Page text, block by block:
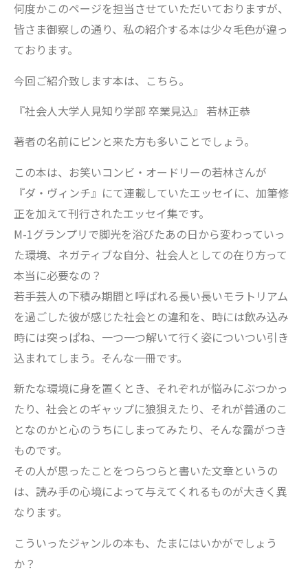
何度かこのページを担当させていただいておりますが、
皆さま御察しの通り、私の紹介する本は少々毛色が違っ
ております。
今回ご紹介致します本は、こちら。
『社会人大学人見知り学部 卒業見込』 若林正恭
著者の名前にピンと来た方も多いことでしょう。
この本は、お笑いコンビ・オードリーの若林さんが
『ダ・ヴィンチ』にて連載していたエッセイに、加筆修
正を加えて刊行されたエッセイ集です。
M-1グランプリで脚光を浴びたあの日から変わっていっ
た環境、ネガティブな自分、社会人としての在り方って
本当に必要なの？
若手芸人の下積み期間と呼ばれる長い長いモラトリアム
を過ごした彼が感じた社会との違和を、時には飲み込み
時には突っぱね、一つ一つ解いて行く姿についつい引き
込まれてしまう。そんな一冊です。
新たな環境に身を置くとき、それぞれが悩みにぶつかっ
たり、社会とのギャップに狼狽えたり、それが普通のこ
となのかと心のうちにしまってみたり、そんな靄がつき
ものです。
その人が思ったことをつらつらと書いた文章というの
は、読み手の心境によって与えてくれるものが大きく異
なります。
こういったジャンルの本も、たまにはいかがでしょう
か？